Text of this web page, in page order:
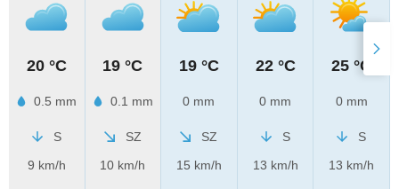
20 °C
0.5 mm
S
9 km/h
19 °C
0.1 mm
SZ
10 km/h
19 °C
0 mm
SZ
15 km/h
22 °C
0 mm
S
13 km/h
25 °C
0 mm
S
13 km/h